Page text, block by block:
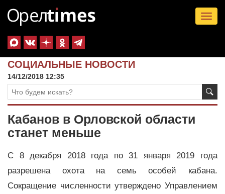
СОЦИАЛЬНЫЕ НОВОСТИ
14/12/2018 12:35
Кабанов в Орловской области
станет меньше
С 8 декабря 2018 года по 31 января 2019 года
разрешена охота на семь особей кабана.
Сокращение численности утверждено Управлением